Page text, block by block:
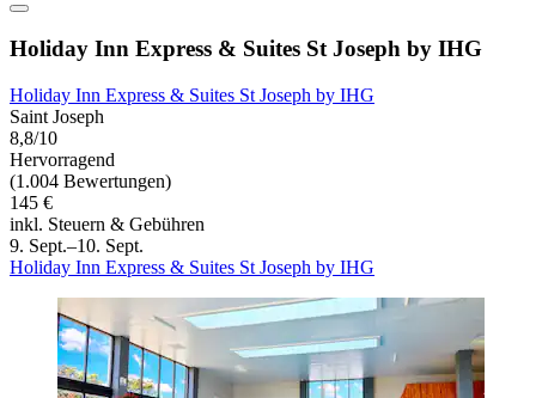
Holiday Inn Express & Suites St Joseph by IHG
Holiday Inn Express & Suites St Joseph by IHG
Saint Joseph
8,8/10
Hervorragend
(1.004 Bewertungen)
145 €
inkl. Steuern & Gebühren
9. Sept.–10. Sept.
Holiday Inn Express & Suites St Joseph by IHG